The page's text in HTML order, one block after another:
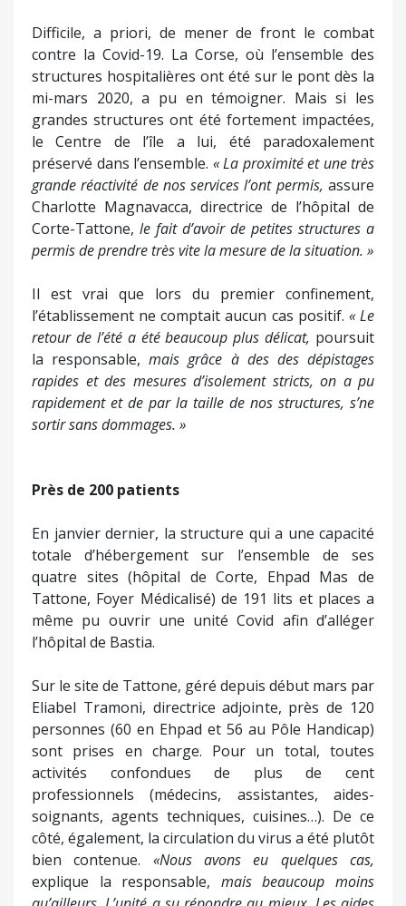
Difficile, a priori, de mener de front le combat
contre la Covid-19. La Corse, où l’ensemble des
structures hospitalières ont été sur le pont dès la
mi-mars 2020, a pu en témoigner. Mais si les
grandes structures ont été fortement impactées,
le Centre de l’île a lui, été paradoxalement
préservé dans l’ensemble. « La proximité et une très
grande réactivité de nos services l’ont permis, assure
Charlotte Magnavacca, directrice de l’hôpital de
Corte-Tattone, le fait d’avoir de petites structures a
permis de prendre très vite la mesure de la situation. »
Il est vrai que lors du premier confinement,
l’établissement ne comptait aucun cas positif. « Le
retour de l’été a été beaucoup plus délicat, poursuit
la responsable,mais grâce à des des dépistages
rapides et des mesures d’isolement stricts, on a pu
rapidement et de par la taille de nos structures, s’ne
sortir sans dommages. »
Près de 200 patients
En janvier dernier, la structure qui a une capacité
totale d’hébergement sur l’ensemble de ses
quatre sites (hôpital de Corte, Ehpad Mas de
Tattone, Foyer Médicalisé) de 191 lits et places a
même pu ouvrir une unité Covid afin d’alléger
l’hôpital de Bastia.
Sur le site de Tattone, géré depuis début mars par
Eliabel Tramoni, directrice adjointe, près de 120
personnes (60 en Ehpad et 56 au Pôle Handicap)
sont prises en charge. Pour un total, toutes
activités confondues de plus de cent
professionnels (médecins, assistantes, aides-
soignants, agents techniques, cuisines…). De ce
côté, également, la circulation du virus a été plutôt
bien contenue. «Nous avons eu quelques cas,
explique la responsable, mais beaucoup moins